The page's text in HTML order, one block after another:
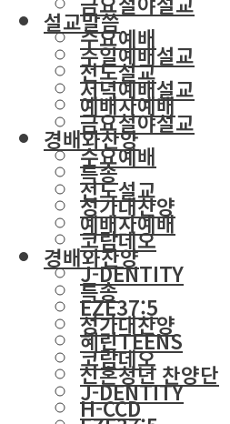
수요예배
전도설교
예배자예배
경배와찬양
특송
성가대찬양
코람데오
J-DENTITY
EZE37:5
혜린TEENS
신혼청년 찬양단
H-CCD
설교말씀
주일예배설교
저녁예배설교
금요철야설교
수요예배
전도설교
예배자예배
경배와찬양
특송
성가대찬양
코람데오
J-DENTITY